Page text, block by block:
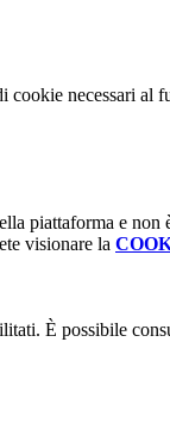
necessari al
piattaforma e non
visionare la
È possibile